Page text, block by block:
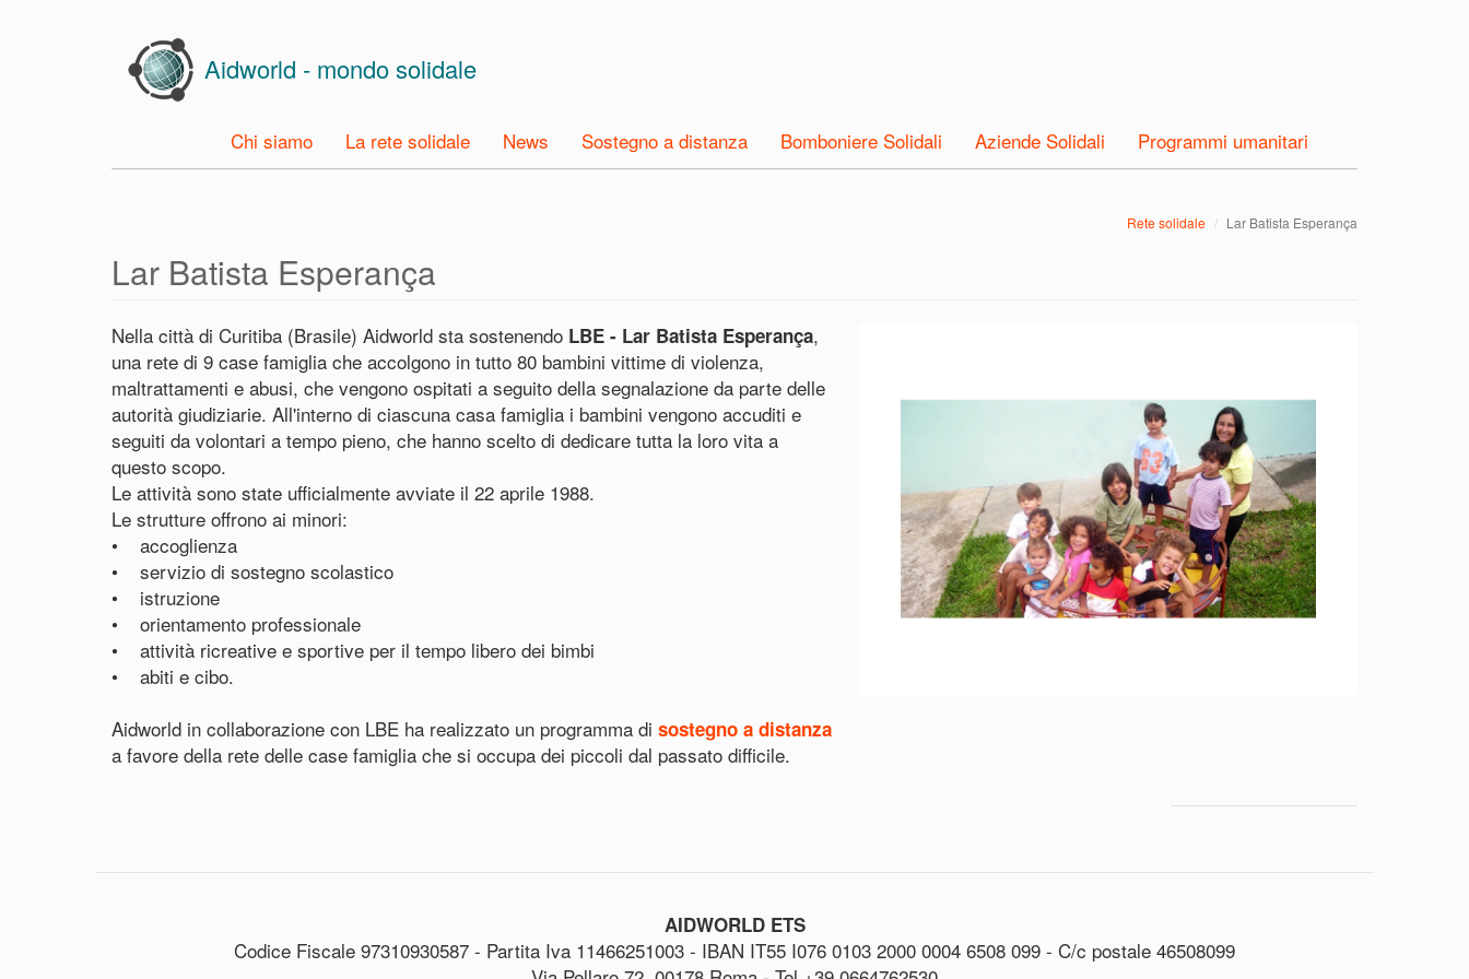
Aidworld - mondo solidale
Chi siamo La rete solidale News Sostegno a distanza Bomboniere Solidali Aziende Solidali Programmi umanitari
Rete solidale Lar Batista Esperança
Lar Batista Esperança
Nella città di Curitiba (Brasile) Aidworld sta sostenendo LBE - Lar Batista Esperança,
una rete di 9 case famiglia che accolgono in tutto 80 bambini vittime di violenza,
maltrattamenti e abusi, che vengono ospitati a seguito della segnalazione da parte delle
autorità giudiziarie. All'interno di ciascuna casa famiglia i bambini vengono accuditi e
seguiti da volontari a tempo pieno, che hanno scelto di dedicare tutta la loro vita a
questo scopo.
Le attività sono state ufficialmente avviate il 22 aprile 1988.
Le strutture offrono ai minori:
• accoglienza
• servizio di sostegno scolastico
• istruzione
• orientamento professionale
• attività ricreative e sportive per il tempo libero dei bimbi
• abiti e cibo.
Aidworld in collaborazione con LBE ha realizzato un programma di sostegno a distanza
a favore della rete delle case famiglia che si occupa dei piccoli dal passato difficile.
AIDWORLD ETS
Codice Fiscale 97310930587 - Partita Iva 11466251003 - IBAN IT55 I076 0103 2000 0004 6508 099 - C/c postale 46508099